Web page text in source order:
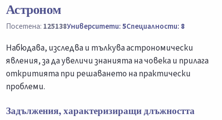
Астроном
Посетена: 125138Университети:5Специалности: 8
Набюдава, изследва и тълкува астрономически
явления, за да увеличи знанията на човека и прилага
откритията при решаването на практически
проблеми.
Задължения, характеризиращи длъжността